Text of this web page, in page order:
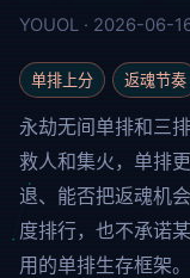
YOUOL · 2026-06-
单排上分 返魂节奏
永劫无间单排和三
救人和集火，单排
退、能否把返魂机
度排行，也不承诺
用的单排生存框架。